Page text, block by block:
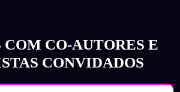
COM CO-AUTORES E
CONVIDADOS